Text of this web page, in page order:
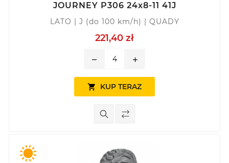
JOURNEY P306 24x8-11 41J
LATO | J (do 100 km/h) | QUADY
221,40 zł
remove add
 KUP TERAZ